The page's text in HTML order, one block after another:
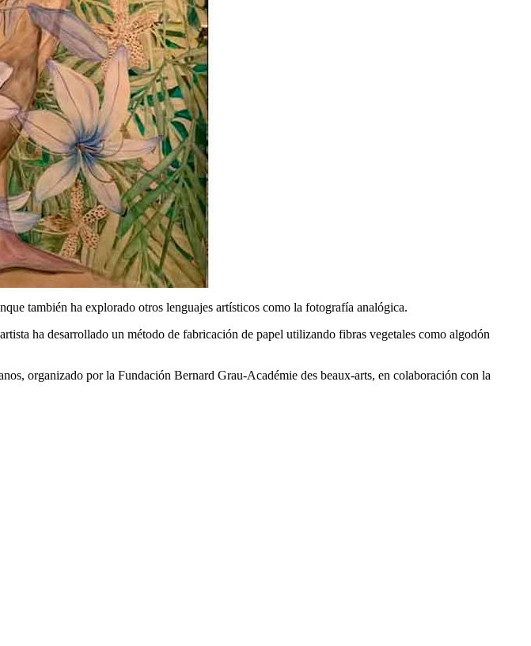
también ha explorado otros lenguajes artísticos como la fotografía analógica.
ha desarrollado un método de fabricación de papel utilizando fibras vegetales como algodón
organizado por la Fundación Bernard Grau-Académie des beaux-arts, en colaboración con la